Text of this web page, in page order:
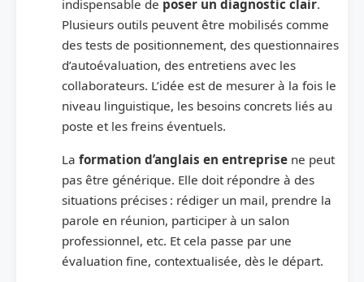
indispensable de poser un diagnostic clair.
Plusieurs outils peuvent être mobilisés comme
des tests de positionnement, des questionnaires
d’autoévaluation, des entretiens avec les
collaborateurs. L’idée est de mesurer à la fois le
niveau linguistique, les besoins concrets liés au
poste et les freins éventuels.
La formation d’anglais en entreprise ne peut
pas être générique. Elle doit répondre à des
situations précises : rédiger un mail, prendre la
parole en réunion, participer à un salon
professionnel, etc. Et cela passe par une
évaluation fine, contextualisée, dès le départ.